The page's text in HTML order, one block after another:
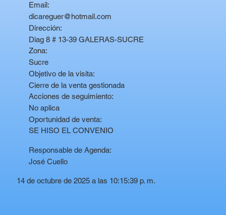
Email:
dicareguer@hotmail.com
Dirección:
Diag 8 # 13-39 GALERAS-SUCRE
Zona:
Sucre
Objetivo de la visita:
Cierre de la venta gestionada
Acciones de seguimiento:
No aplica
Oportunidad de venta:
SE HISO EL CONVENIO
Responsable de Agenda:
José Cuello
14 de octubre de 2025 a las 10:15:39 p. m.